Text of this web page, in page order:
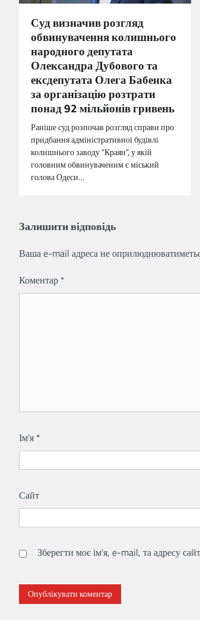
Суд визначив розгляд
обвинувачення колишнього
народного депутата
Олександра Дубового та
ексдепутата Олега Бабенка
за організацію розтрати
понад 92 мільйонів гривень
Раніше суд розпочав розгляд справи про
придбання адміністративної будівлі
колишнього заводу “Краян”, у якій
головним обвинуваченим є міський
голова Одеси…
Залишити відповідь
Ваша e-mail адреса не
Коментар *
Ім'я *
Сайт
Зберегти моє ім'я, e-mail, та адресу